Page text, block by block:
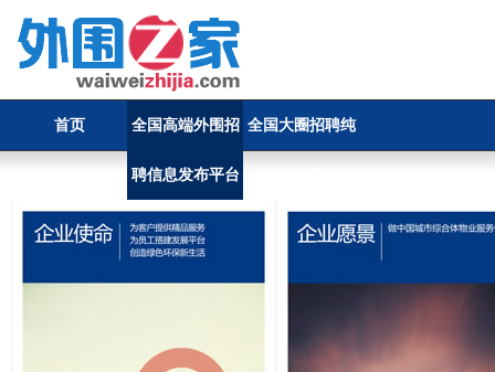
首页 全国高端外围招
聘信息发布平台
全国大圈招聘纯